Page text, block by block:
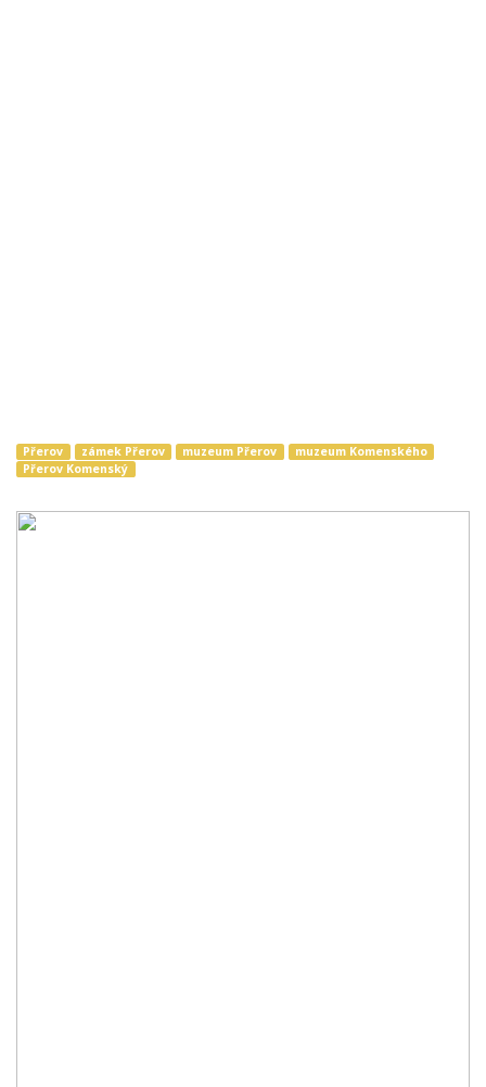
Přerov zámek Přerov muzeum Přerov
muzeum Komenského
Přerov Komenský